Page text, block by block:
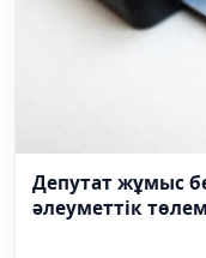
Депутат жұмыс
әлеуметтік